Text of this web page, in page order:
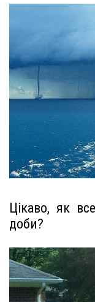
Цікаво, як
доби?